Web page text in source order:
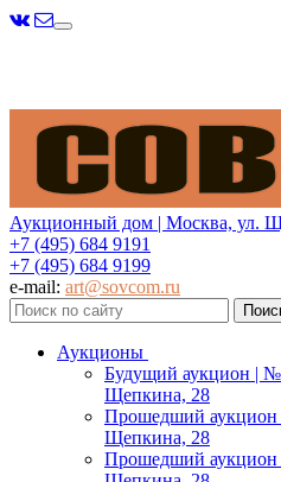
Меню
Аукционный дом | Москва, ул.
+7 (495) 684 9191
+7 (495) 684 9199
e-mail: art@sovcom.ru
Аукционы
Будущий аукцион |
Щепкина, 28
Прошедший аукцион
Щепкина, 28
Прошедший аукцион